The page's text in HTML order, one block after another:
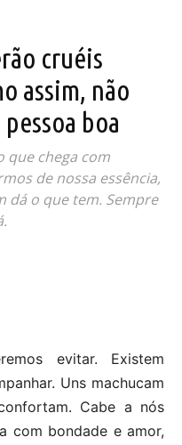
cruéis
assim, não
boa
que chega com
de nossa essência,
dá o que tem. Sempre
evitar. Existem
Uns machucam
Cabe a nós
com bondade e amor,